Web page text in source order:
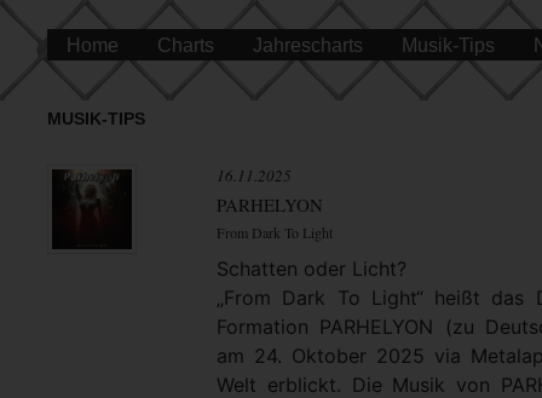
Home Charts Jahrescharts Musik-Tips
MUSIK-TIPS
16.11.2025
PARHELYON
From Dark To Light
Schatten oder Licht?
„From Dark To Light“ heißt das
Formation PARHELYON (zu
am 24. Oktober 2025 via
Welt erblickt. Die Musik von